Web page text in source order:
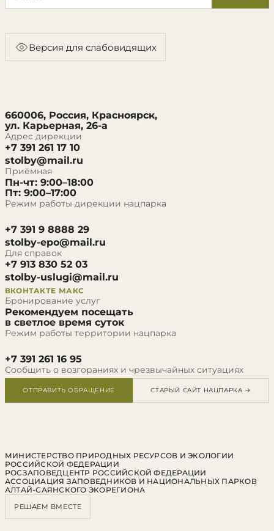
Версия для слабовидящих
660006, Россия, Красноярск,
ул. Карьерная, 26-а
Адрес дирекции
+7 391 261 17 10
stolby@mail.ru
Приёмная
Пн-чт: 9:00–18:00
Пт: 9:00–17:00
Режим работы дирекции нацпарка
+7 391 9 8888 29
stolby-epo@mail.ru
Для справок
+7 913 830 52 03
stolby-uslugi@mail.ru
ВКОНТАКТЕ МАКС
Бронирование услуг
Рекомендуем посещать
в светлое время суток
Режим работы территории нацпарка
+7 391 261 16 95
Сообщить о возгораниях и чрезвычайных ситуациях
ОТПРАВИТЬ ОБРАЩЕНИЕ СТАРЫЙ САЙТ НАЦПАРКА →
МИНИСТЕРСТВО ПРИРОДНЫХ РЕСУРСОВ И ЭКОЛОГИИ
РОССИЙСКОЙ ФЕДЕРАЦИИ
РОСЗАПОВЕДЦЕНТР РОССИЙСКОЙ ФЕДЕРАЦИИ
АССОЦИАЦИЯ ЗАПОВЕДНИКОВ И НАЦИОНАЛЬНЫХ ПАРКОВ
АЛТАЙ-САЯНСКОГО ЭКОРЕГИОНА
РЕШАЕМ ВМЕСТЕ